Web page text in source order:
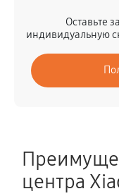
1030
Замена шлейфа
860
Замена системы
Оставьте
индивидуальную
центра